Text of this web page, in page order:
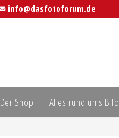
info@dasfotoforum.de
Der Shop Alles rund ums Bild